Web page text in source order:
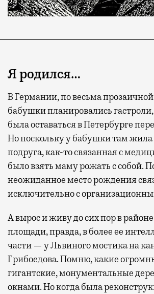
Я родился…
В Германии, по весьма
бабушки планировались
была оставаться в Петербурге
Но поскольку у бабушки там жила
подруга, как-то связанная с
было взять маму рожать с собой.
неожиданное место рождения
исключительно с
А вырос и живу до сих пор в
площади, правда, в более ее
части — у Львиного мостика на
Грибоедова. Помню, какие
гигантские, монументальные
окнами. Но когда была